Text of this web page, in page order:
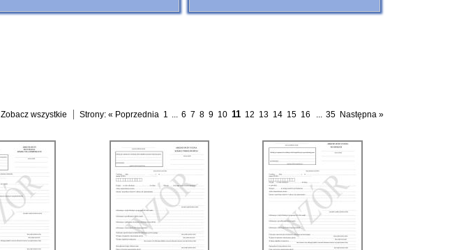
Zobacz wszystkie Strony: « Poprzednia 1 ... 6 7 8 9 10 11 12 13 14 15 16 ... 35 Następna »